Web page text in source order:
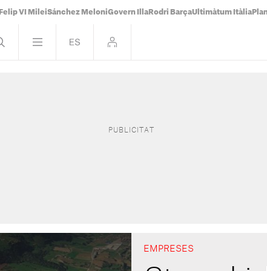
Felip VI MileiSánchez MeloniGovern Illa Rodri BarçaUltimàtum Itàlia
EMPRESES